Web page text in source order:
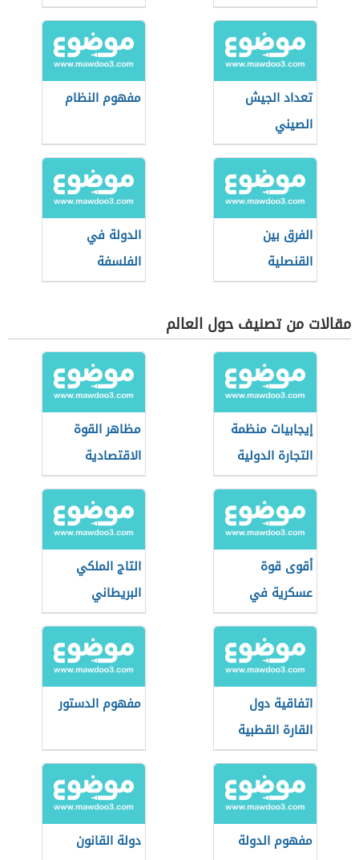
تعداد الجيش
الصيني
مفهوم النظام
الفرق بين
القنصلية
والسفارة
الدولة في
الفلسفة
مقالات من تصنيف حول العالم
إيجابيات منظمة
التجارة الدولية
مظاهر القوة
الاقتصادية
للولايات المتحدة
الأمريكية
أقوى قوة
عسكرية في
العالم
التاج الملكي
البريطاني
اتفاقية دول
القارة القطبية
الجنوبية
مفهوم الدستور
مفهوم الدولة
دولة القانون